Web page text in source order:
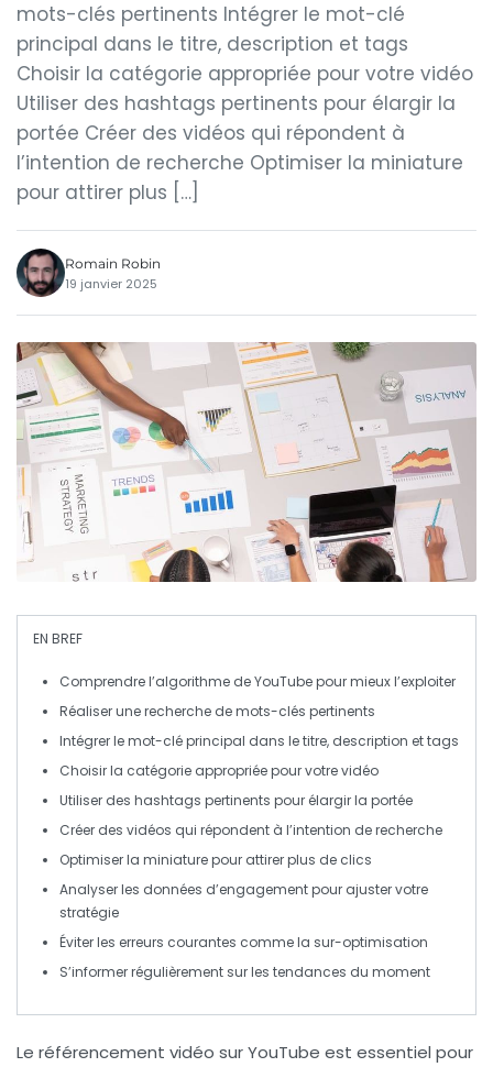
mots-clés pertinents Intégrer le mot-clé
principal dans le titre, description et tags
Choisir la catégorie appropriée pour votre vidéo
Utiliser des hashtags pertinents pour élargir la
portée Créer des vidéos qui répondent à
l’intention de recherche Optimiser la miniature
pour attirer plus […]
Romain Robin
19 janvier 2025
EN BREF
Comprendre l’algorithme de YouTube pour mieux l’exploiter
Réaliser unerecherche de mots-clés pertinents
Intégrer lemot-clé principal dans le titre, description et tags
Choisir la catégorie appropriéepour votre vidéo
Utiliser des hashtags pertinents pour élargir la portée
Créer des vidéos qui répondent à l’intention de recherche
Optimiser la miniaturepour attirer plus de clics
Analyser les données d’engagementpour ajuster votre
stratégie
Éviter les erreurs courantes comme la sur-optimisation
S’informer régulièrement sur les tendances du moment
Le référencement vidéo sur YouTube est essentiel pour